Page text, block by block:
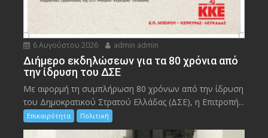
6 Αυγούστου 2026 admin admin
Διήμερο εκδηλώσεων για τα 80 χρόνια από
την ίδρυση του ΔΣΕ
Με αφορμή τη συμπλήρωση 80 χρόνων από την ίδρυση
του Δημοκρατικού Στρατού Ελλάδας (ΔΣΕ), η Επιτροπή...
Επικαιρότητα Πολιτική